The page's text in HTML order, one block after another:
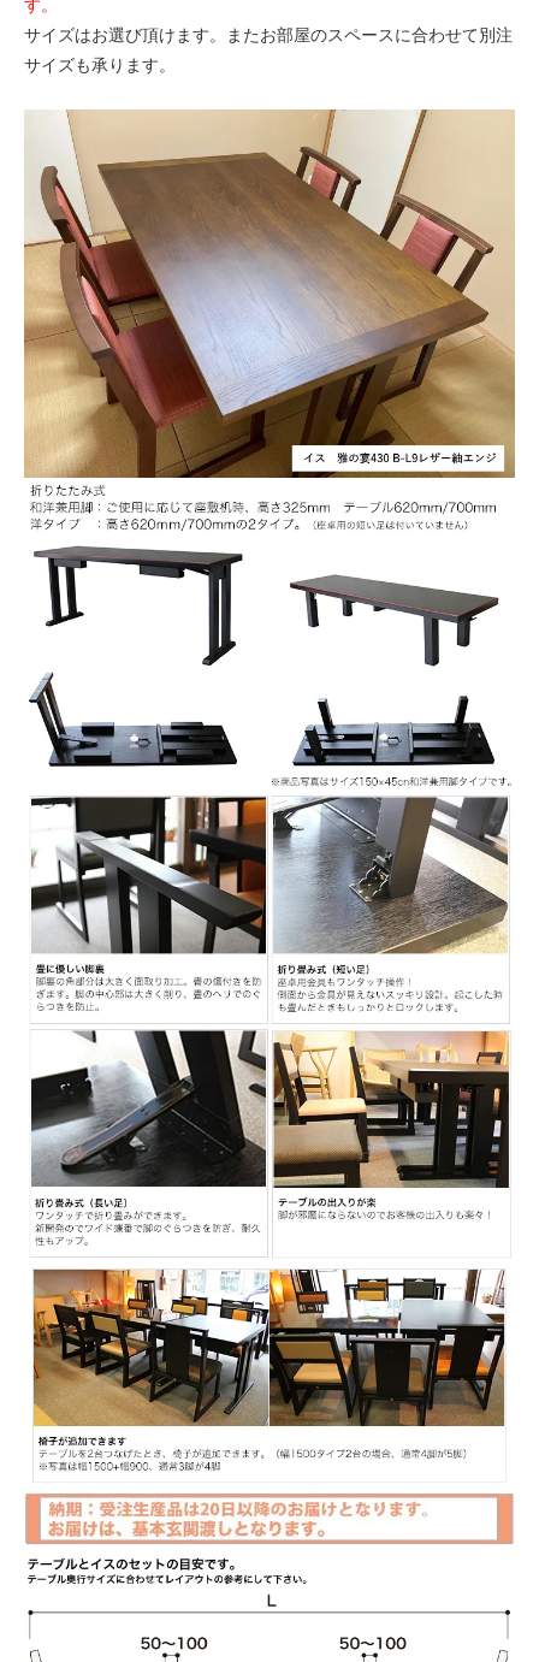
サイズはお選び頂けます。またお部屋のスペースに合わせて別注
サイズも承ります。